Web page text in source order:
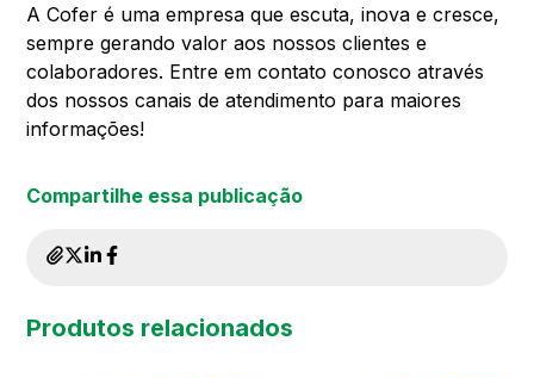
A Cofer é uma empresa que escuta, inova e cresce,
sempre gerando valor aos nossos clientes e
colaboradores. Entre em contato conosco através
dos nossos canais de atendimento para maiores
informações!
Compartilhe essa publicação
Produtos relacionados